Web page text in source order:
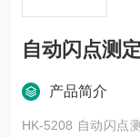
自动闪点测
产品简介
HK-5208 自动闪点